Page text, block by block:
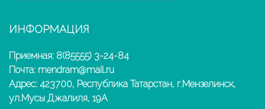
ИНФОРМАЦИЯ
Приемная: 8(85555) 3-24-84
Почта: mendram@mail.ru
Адрес: 423700, Республика Татарстан, г.Мензелинск,
ул.Мусы Джалиля, 19А